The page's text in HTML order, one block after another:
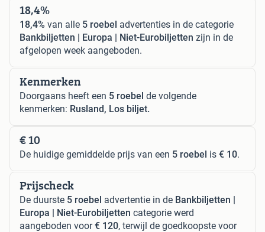
18,4%
18,4% van alle 5 roebel advertenties in de categorie
Bankbiljetten | Europa | Niet-Eurobiljetten zijn in de
afgelopen week aangeboden.
Kenmerken
Doorgaans heeft een 5 roebel de volgende
kenmerken: Rusland, Los biljet.
€ 10
De huidige gemiddelde prijs van een 5 roebel is € 10.
Prijscheck
De duurste 5 roebel advertentie in de Bankbiljetten |
Europa | Niet-Eurobiljetten categorie werd
aangeboden voor€ 120, terwijl de goedkoopste voor